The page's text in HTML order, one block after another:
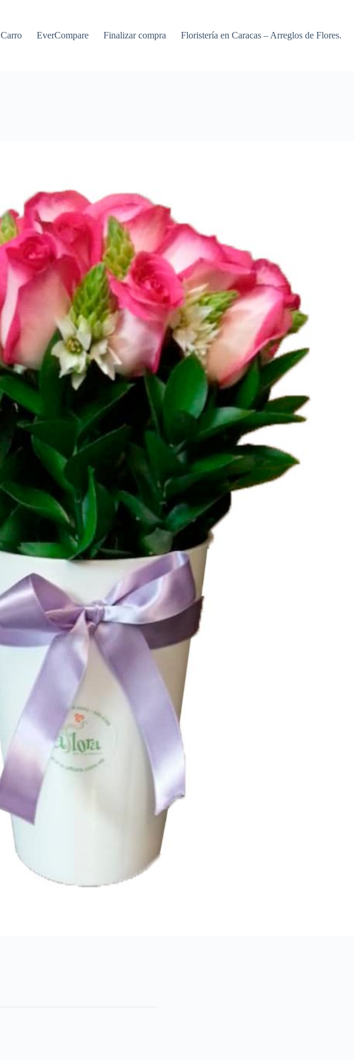
Carro EverCompare Finalizar compra Floristería en Caracas – Arreglos de Flores.